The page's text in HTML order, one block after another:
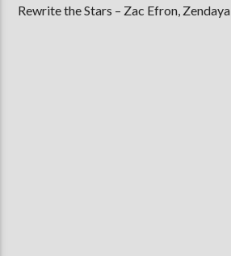
Rewrite the Stars – Zac Efron, Zendaya